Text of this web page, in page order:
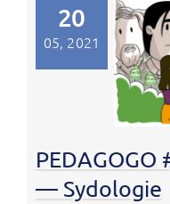
20
05, 2021
PEDAGOGO
— Sydologie